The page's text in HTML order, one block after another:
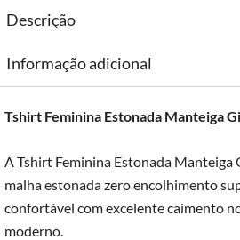
Descrição
Informação adicional
Tshirt Feminina Estonada Manteiga
A Tshirt Feminina Estonada Manteiga
malha estonada zero encolhimento
confortável com excelente caimento
moderno.